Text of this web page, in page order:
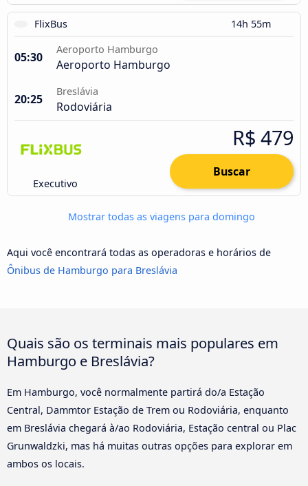
FlixBus 14h 55m
05:30
Aeroporto Hamburgo
Aeroporto Hamburgo
20:25
Breslávia
Rodoviária
Executivo
R$ 479
Buscar
Mostrar todas as viagens para domingo
Aqui você encontrará todas as operadoras e horários de
Ônibus de Hamburgo para Breslávia
Quais são os terminais mais populares em
Hamburgo e Breslávia?
Em Hamburgo, você normalmente partirá do/a Estação
Central, Dammtor Estação de Trem ou Rodoviária, enquanto
em Breslávia chegará à/ao Rodoviária, Estação central ou Plac
Grunwaldzki, mas há muitas outras opções para explorar em
ambos os locais.